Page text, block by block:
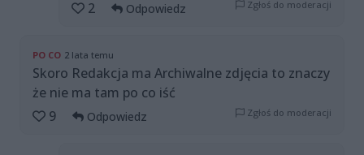
2
Odpowiedz Zgłoś do moderacji
PO CO 2 lata temu
Skoro Redakcja ma Archiwalne zdjęcia to znaczy
że nie ma tam po co iść
9
Odpowiedz Zgłoś do moderacji